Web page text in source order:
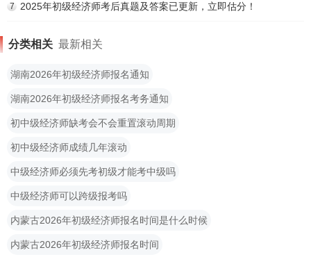
7 2025年初级经济师考后真题及答案已更新，立即估分！
分类相关 最新相关
湖南2026年初级经济师报名通知
湖南2026年初级经济师报名考务通知
初中级经济师缺考会不会重置滚动周期
初中级经济师成绩几年滚动
中级经济师必须先考初级才能考中级吗
中级经济师可以跨级报考吗
内蒙古2026年初级经济师报名时间是什么时候
内蒙古2026年初级经济师报名时间